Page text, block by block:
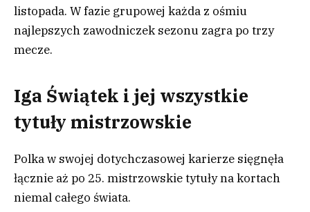
listopada. W fazie grupowej każda z ośmiu
najlepszych zawodniczek sezonu zagra po trzy
mecze.
Iga Świątek i jej wszystkie
tytuły mistrzowskie
Polka w swojej dotychczasowej karierze sięgnęła
łącznie aż po 25. mistrzowskie tytuły na kortach
niemal całego świata.